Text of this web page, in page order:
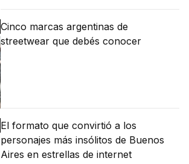
Cinco marcas argentinas de
streetwear que debés conocer
El formato que convirtió a los
personajes más insólitos de Buenos
Aires en estrellas de internet